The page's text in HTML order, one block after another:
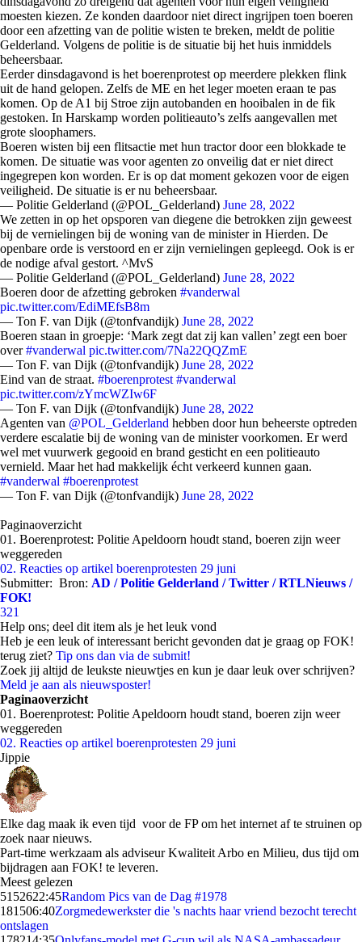
moesten kiezen. Ze konden daardoor niet direct ingrijpen toen boeren
door een afzetting van de politie wisten te breken, meldt de politie
Gelderland. Volgens de politie is de situatie bij het huis inmiddels
beheersbaar.
Eerder dinsdagavond is het boerenprotest op meerdere plekken flink
uit de hand gelopen. Zelfs de ME en het leger moeten eraan te pas
komen. Op de A1 bij Stroe zijn autobanden en hooibalen in de fik
gestoken. In Harskamp worden politieauto’s zelfs aangevallen met
grote sloophamers.
Boeren wisten bij een flitsactie met hun tractor door een blokkade te
komen. De situatie was voor agenten zo onveilig dat er niet direct
ingegrepen kon worden. Er is op dat moment gekozen voor de eigen
veiligheid. De situatie is er nu beheersbaar.
— Politie Gelderland (@POL_Gelderland) June 28, 2022
We zetten in op het opsporen van diegene die betrokken zijn geweest
bij de vernielingen bij de woning van de minister in Hierden. De
openbare orde is verstoord en er zijn vernielingen gepleegd. Ook is er
de nodige afval gestort. ^MvS
— Politie Gelderland (@POL_Gelderland) June 28, 2022
Boeren door de afzetting gebroken #vanderwal
pic.twitter.com/EdiMEfsB8m
— Ton F. van Dijk (@tonfvandijk) June 28, 2022
Boeren staan in groepje: ‘Mark zegt dat zij kan vallen’ zegt een boer
over#vanderwal pic.twitter.com/7Na22QQZmE
— Ton F. van Dijk (@tonfvandijk) June 28, 2022
Eind van de straat. #boerenprotest #vanderwal
pic.twitter.com/zYmcWZIw6F
— Ton F. van Dijk (@tonfvandijk) June 28, 2022
Agenten van @POL_Gelderland hebben door hun beheerste optreden
verdere escalatie bij de woning van de minister voorkomen. Er werd
wel met vuurwerk gegooid en brand gesticht en een politieauto
vernield. Maar het had makkelijk écht verkeerd kunnen gaan.
#vanderwal #boerenprotest
— Ton F. van Dijk (@tonfvandijk) June 28, 2022
Paginaoverzicht
01. Boerenprotest: Politie Apeldoorn houdt stand, boeren zijn weer
weggereden
02. Reacties op artikel boerenprotesten 29 juni
Submitter: Bron: AD / Politie Gelderland / Twitter / RTLNieuws /
FOK!
321
Help ons; deel dit item als je het leuk vond
Heb je een leuk of interessant bericht gevonden dat je graag op FOK!
terug ziet? Tip ons dan via de submit!
Zoek jij altijd de leukste nieuwtjes en kun je daar leuk over schrijven?
Meld je aan als nieuwsposter!
Paginaoverzicht
01. Boerenprotest: Politie Apeldoorn houdt stand, boeren zijn weer
weggereden
02. Reacties op artikel boerenprotesten 29 juni
Jippie
Elke dag maak ik even tijd voor de FP om het internet af te struinen op
zoek naar nieuws.
Part-time werkzaam als adviseur Kwaliteit Arbo en Milieu, dus tijd om
bijdragen aan FOK! te leveren.
Meest gelezen
5152622:45Random Pics van de Dag #1978
181506:40Zorgmedewerkster die 's nachts haar vriend bezocht terecht
ontslagen